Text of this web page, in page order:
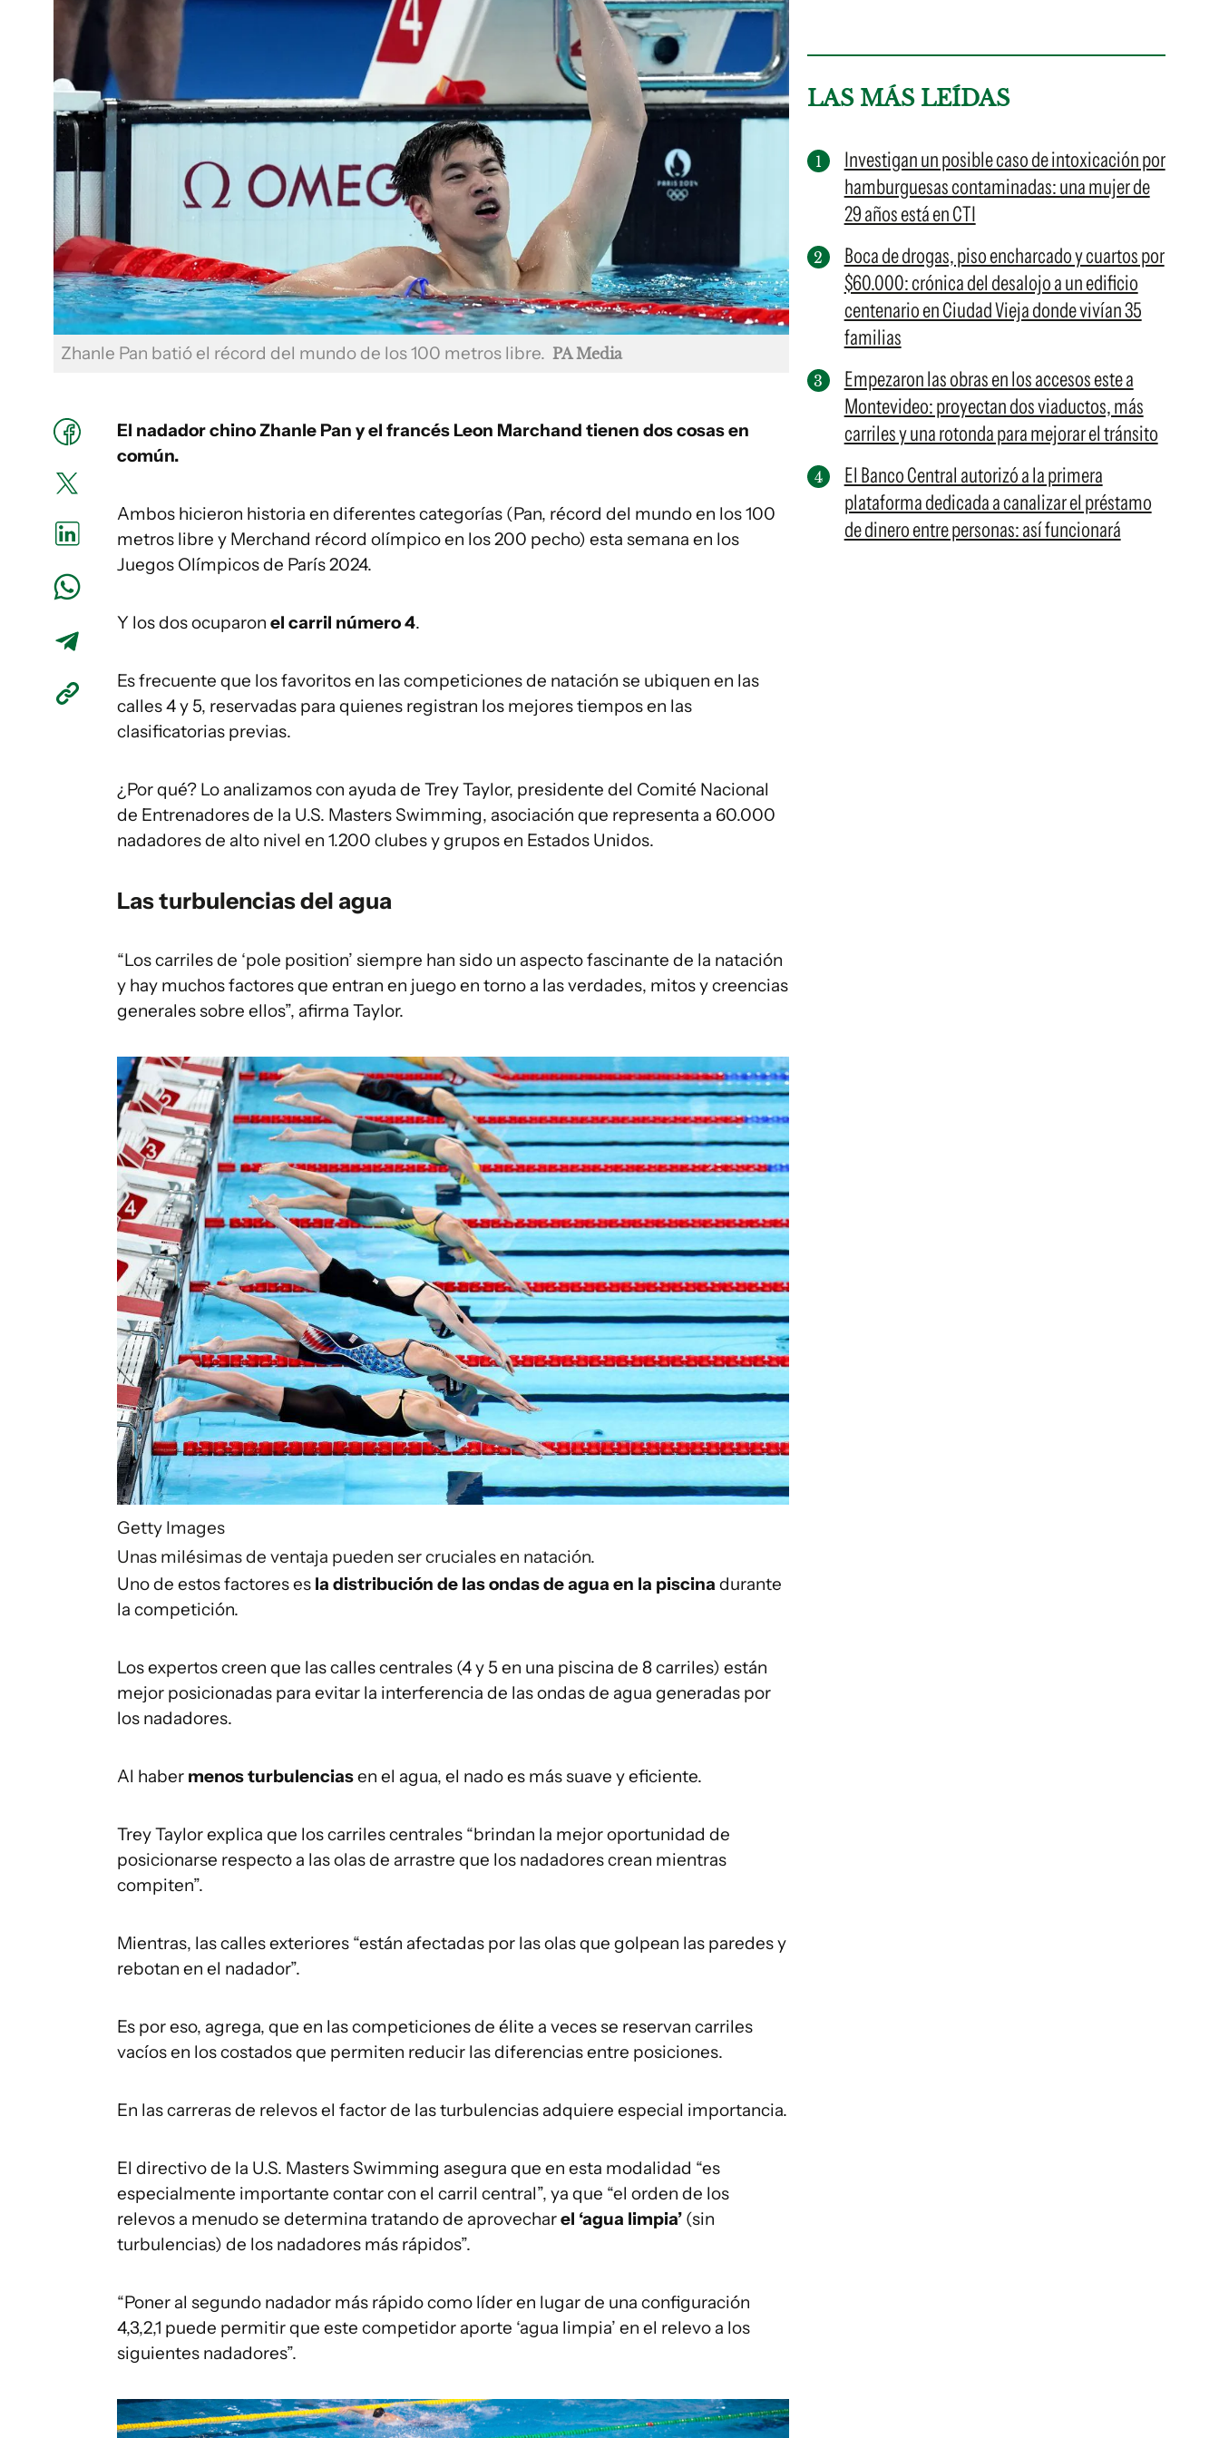
Zhanle Pan batió el récord del mundo de los 100 metros libre. PA Media
El nadador chino Zhanle Pan y el francés Leon Marchand tienen dos cosas en
común.
Ambos hicieron historia en diferentes categorías (Pan, récord del mundo en los 100
metros libre y Merchand récord olímpico en los 200 pecho) esta semana en los
Juegos Olímpicos de París 2024.
Y los dos ocuparon el carril número 4.
Es frecuente que los favoritos en las competiciones de natación se ubiquen en las
calles 4 y 5, reservadas para quienes registran los mejores tiempos en las
clasificatorias previas.
¿Por qué? Lo analizamos con ayuda de Trey Taylor, presidente del Comité Nacional
de Entrenadores de la U.S. Masters Swimming, asociación que representa a 60.000
nadadores de alto nivel en 1.200 clubes y grupos en Estados Unidos.
Las turbulencias del agua
“Los carriles de ‘pole position’ siempre han sido un aspecto fascinante de la natación
y hay muchos factores que entran en juego en torno a las verdades, mitos y creencias
generales sobre ellos”, afirma Taylor.
Getty Images
Unas milésimas de ventaja pueden ser cruciales en natación.
Uno de estos factores es la distribución de las ondas de agua en la piscina durante
la competición.
Los expertos creen que las calles centrales (4 y 5 en una piscina de 8 carriles) están
mejor posicionadas para evitar la interferencia de las ondas de agua generadas por
los nadadores.
Al haber menos turbulenciasen el agua, el nado es más suave y eficiente.
Trey Taylor explica que los carriles centrales “brindan la mejor oportunidad de
posicionarse respecto a las olas de arrastre que los nadadores crean mientras
compiten”.
Mientras, las calles exteriores “están afectadas por las olas que golpean las paredes y
rebotan en el nadador”.
Es por eso, agrega, que en las competiciones de élite a veces se reservan carriles
vacíos en los costados que permiten reducir las diferencias entre posiciones.
En las carreras de relevos el factor de las turbulencias adquiere especial importancia.
El directivo de la U.S. Masters Swimming asegura que en esta modalidad “es
especialmente importante contar con el carril central”, ya que “el orden de los
relevos a menudo se determina tratando de aprovecharel ‘agua limpia’ (sin
turbulencias) de los nadadores más rápidos”.
“Poner al segundo nadador más rápido como líder en lugar de una configuración
4,3,2,1 puede permitir que este competidor aporte ‘agua limpia’ en el relevo a los
siguientes nadadores”.
LAS MÁS LEÍDAS
Investigan un posible caso de intoxicación por
hamburguesas contaminadas: una mujer de
29 años está en CTI
Boca de drogas, piso encharcado y cuartos por
$60.000: crónica del desalojo a un edificio
centenario en Ciudad Vieja donde vivían 35
familias
Empezaron las obras en los accesos este a
Montevideo: proyectan dos viaductos, más
carriles y una rotonda para mejorar el tránsito
El Banco Central autorizó a la primera
plataforma dedicada a canalizar el préstamo
de dinero entre personas: así funcionará